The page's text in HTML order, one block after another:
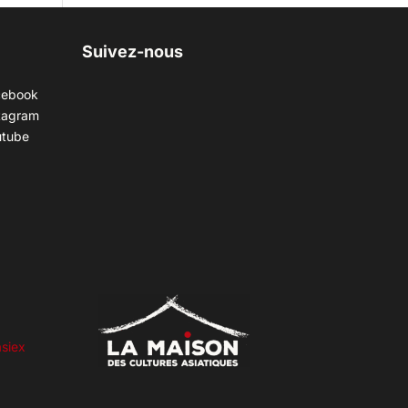
Suivez-nous